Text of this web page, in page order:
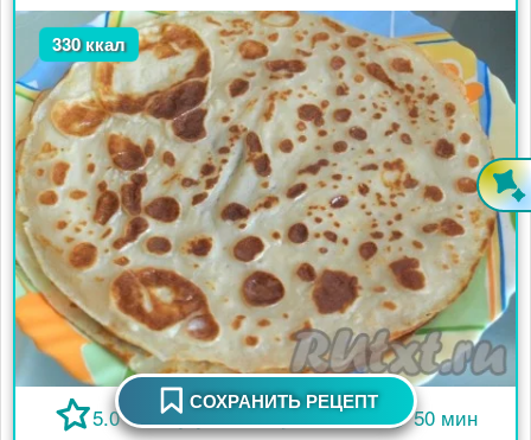
330 ккал
5.0 26 0 50 мин
СОХРАНИТЬ РЕЦЕПТ